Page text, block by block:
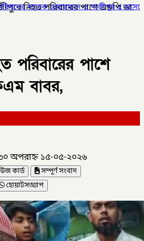
ও গাজীপুর ৫ আসনের সাবেক
নিহত পরিবারের পাশে এমপি ডা.
পরিবারের পাশে
বাবর,
অপরাহ্ন ১৫-০৫-২০২৬
কার্ড
সম্পূর্ণ সংবাদ
হোয়াটসঅ্যাপ